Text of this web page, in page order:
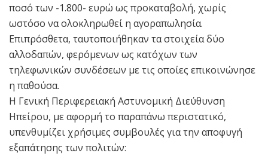
ποσό των -1.800- ευρώ ως προκαταβολή, χωρίς
ωστόσο να ολοκληρωθεί η αγοραπωλησία.
Επιπρόσθετα, ταυτοποιήθηκαν τα στοιχεία δύο
αλλοδαπών, φερόμενων ως κατόχων των
τηλεφωνικών συνδέσεων με τις οποίες επικοινώνησε
η παθούσα.
Η Γενική Περιφερειακή Αστυνομική Διεύθυνση
Ηπείρου, με αφορμή το παραπάνω περιστατικό,
υπενθυμίζει χρήσιμες συμβουλές για την αποφυγή
εξαπάτησης των πολιτών: